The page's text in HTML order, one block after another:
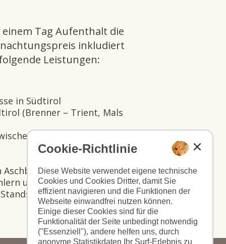
Cookie-Richtlinie
Diese Website verwendet eigene technische
Cookies und Cookies Dritter, damit Sie
effizient navigieren und die Funktionen der
Webseite einwandfrei nutzen können.
Einige dieser Cookies sind für die
Funktionalität der Seite unbedingt notwendig
("Essenziell"), andere helfen uns, durch
anonyme Statistikdaten Ihr Surf-Erlebnis zu
einem Tag Aufenthalt die
inkludiert
Leistungen:
in Südtirol
(Brenner – Trient, Mals
Mals und Müstair
Aschbach, Vöran, Mölten,
und Meransen
Mendel